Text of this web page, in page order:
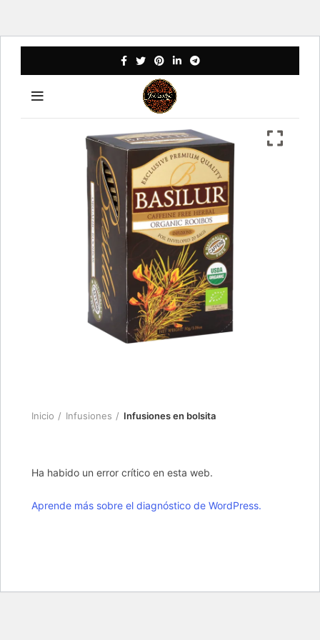
Inicio Infusiones Infusiones en bolsita
Ha habido un error crítico en esta web.
Aprende más sobre el diagnóstico de WordPress.